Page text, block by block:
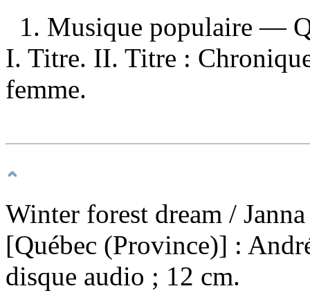
1. Musique populaire —
I. Titre. II. Titre :
femme.
Winter forest dream /
[Québec (Province)] :
disque audio ; 12 cm.